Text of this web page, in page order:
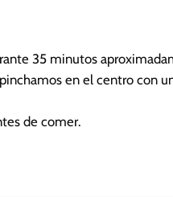
35 minutos
en el centro con
de comer.